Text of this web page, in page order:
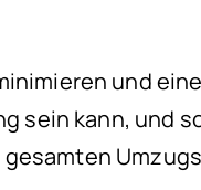
und
sein kann, und